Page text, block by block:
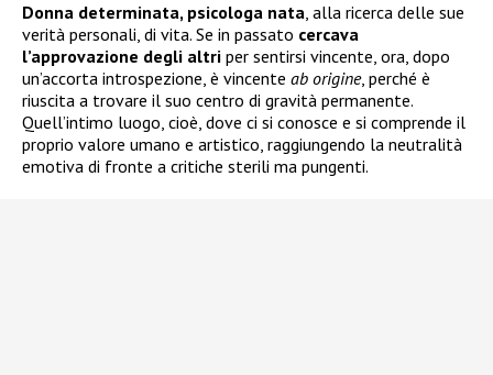
Donna determinata, psicologa nata, alla ricerca delle sue
verità personali, di vita. Se in passato cercava
l’approvazione degli altri per sentirsi vincente, ora, dopo
un’accorta introspezione, è vincente ab origine, perché è
riuscita a trovare il suo centro di gravità permanente.
Quell’intimo luogo, cioè, dove ci si conosce e si comprende il
proprio valore umano e artistico, raggiungendo la neutralità
emotiva di fronte a critiche sterili ma pungenti.